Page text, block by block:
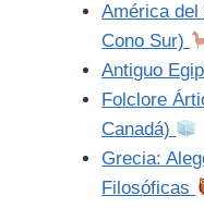
América
Cono Sur)
Antiguo
Folclore
Canadá)
Grecia:
Filosóficas